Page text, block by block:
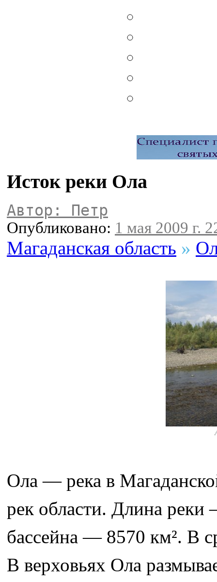
Исток реки Ола
Автор: Петр
Опубликовано: 1 мая 2009 г.
Магаданская область »
Ола — река в
рек области. Длина
бассейна — 8570 км². В
В верховьях Ола